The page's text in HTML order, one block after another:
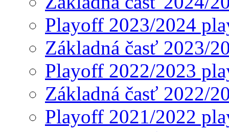
Playoff 2023/2024
Základná časť 2023/
Playoff 2022/2023
Základná časť 2022/
Playoff 2021/2022